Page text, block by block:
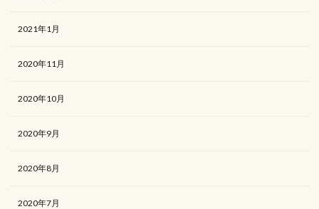
2021年1月
2020年11月
2020年10月
2020年9月
2020年8月
2020年7月